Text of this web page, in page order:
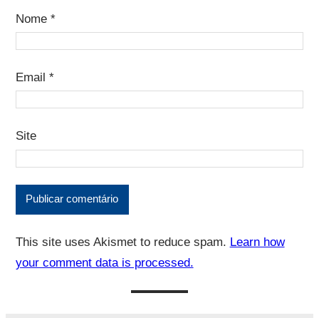
Nome *
Email *
Site
This site uses Akismet to reduce spam. Learn how
your comment data is processed.